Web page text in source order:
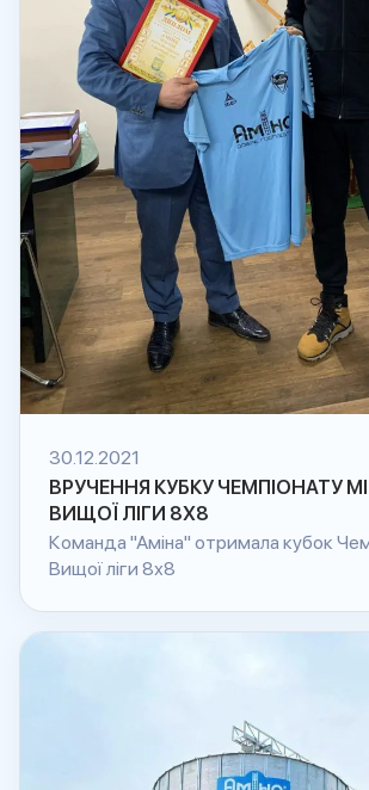
30.12.2021
ВРУЧЕННЯ КУБКУ ЧЕМПІОНАТУ
ВИЩОЇ ЛІГИ 8Х8
Команда "Аміна" отримала кубок
Вищої ліги 8х8